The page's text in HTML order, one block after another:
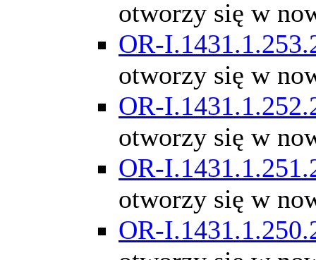
otworzy się w
OR-
otworzy się w
OR-
otworzy się w
OR-
otworzy się w
OR-